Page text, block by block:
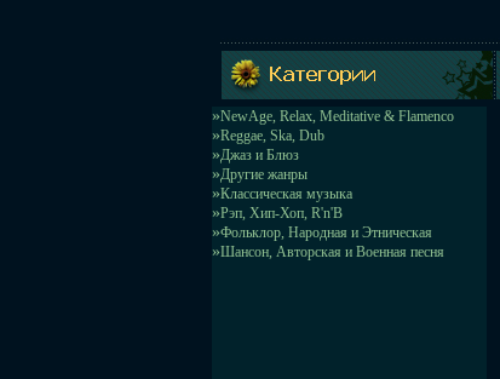
»NewAge, Relax, Meditative & Flamenco
»Reggae, Ska, Dub
»Джаз и Блюз
»Другие жанры
»Классическая музыка
»Рэп, Хип-Хоп, R'n'B
»Фольклор, Народная и Этническая
»Шансон, Авторская и Военная песня